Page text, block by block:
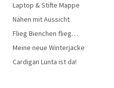
Laptop & Stifte Mappe
Nähen mit Aussicht
Flieg Bienchen flieg…
Meine neue Winterjacke
Cardigan Lunta ist da!